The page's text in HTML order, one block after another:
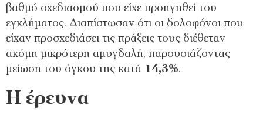
βαθμό σχεδιασμού που είχε προηγηθεί του
εγκλήματος. Διαπίστωσαν ότι οι δολοφόνοι που
είχαν προσχεδιάσει τις πράξεις τους διέθεταν
ακόμη μικρότερη αμυγδαλή, παρουσιάζοντας
μείωση του όγκου της κατά 14,3%.
Η έρευνα